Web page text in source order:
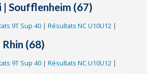
| Soufflenheim (67)
9T Sup 40 | Résultats NC U10U12 |
Rhin (68)
9T Sup 40 | Résultats NC U10U12 |